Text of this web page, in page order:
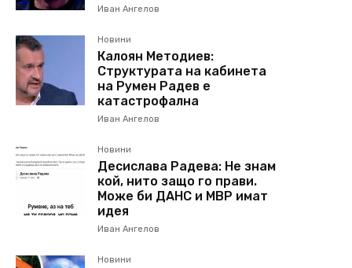
Иван Ангелов
Новини
Калоян Методиев:
Структурата на кабинета
на Румен Радев е
катастрофална
Иван Ангелов
Новини
Десислава Радева: Не знам
кой, нито защо го прави.
Може би ДАНС и МВР имат
идея
Иван Ангелов
Новини